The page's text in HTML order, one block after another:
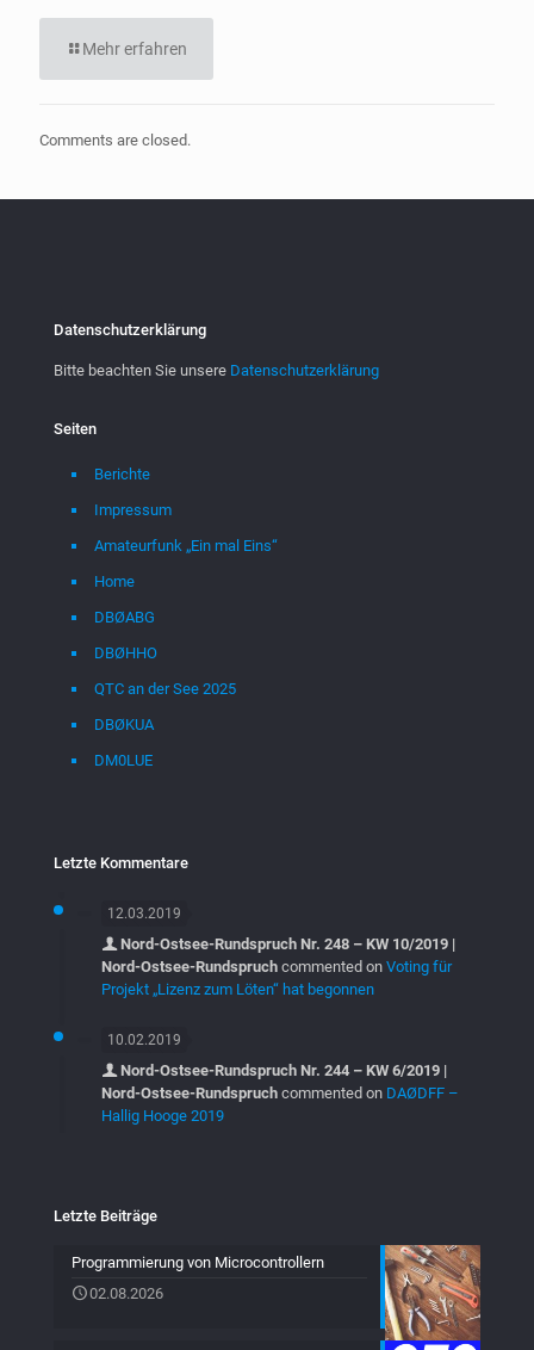
Mehr erfahren
Comments are closed.
Datenschutzerklärung
Bitte beachten Sie unsere Datenschutzerklärung
Seiten
Berichte
Impressum
Amateurfunk „Ein mal Eins“
Home
DBØABG
DBØHHO
QTC an der See 2025
DBØKUA
DM0LUE
Letzte Kommentare
12.03.2019
Nord-Ostsee-Rundspruch Nr. 248 – KW 10/2019 |
Nord-Ostsee-Rundspruch commented on Voting für
Projekt „Lizenz zum Löten“ hat begonnen
10.02.2019
Nord-Ostsee-Rundspruch Nr. 244 – KW 6/2019 |
Nord-Ostsee-Rundspruch commented on DAØDFF –
Hallig Hooge 2019
Letzte Beiträge
Programmierung von Microcontrollern
02.08.2026